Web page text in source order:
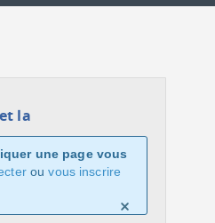
la
une page vous
ouvous inscrire